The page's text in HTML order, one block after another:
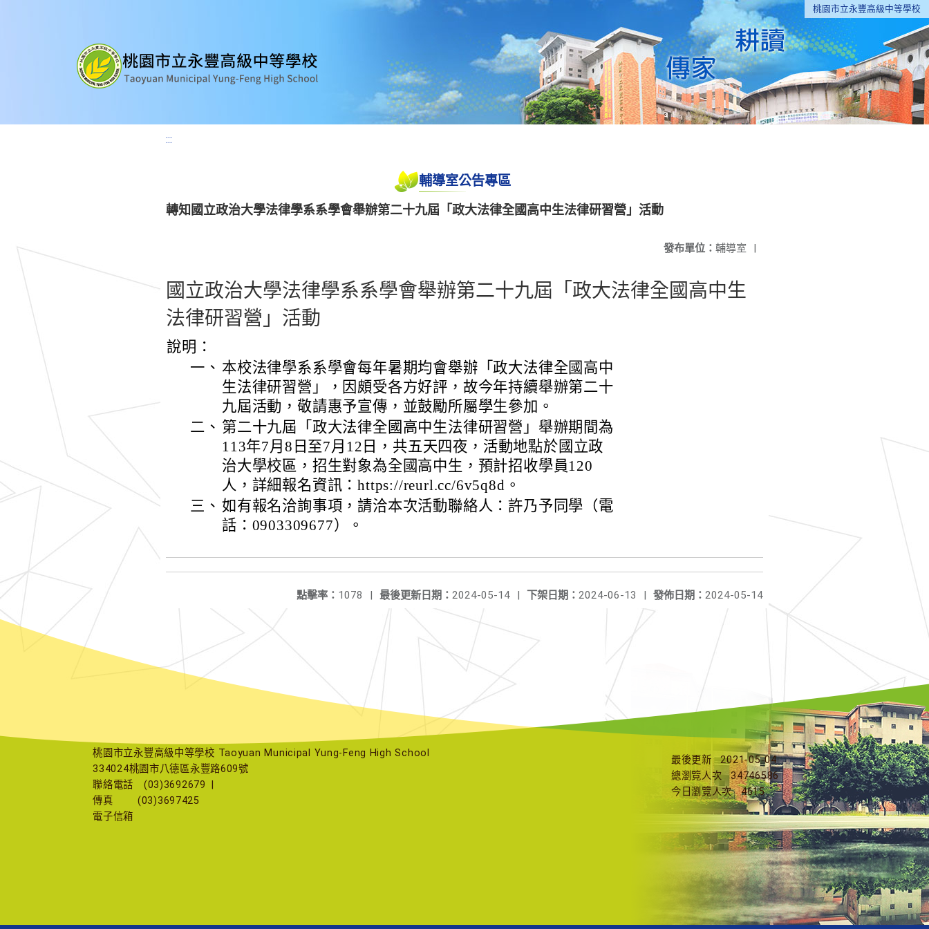
桃園市立永豐高級中等學校
:::
輔導室公告專區
轉知國立政治大學法律學系系學會舉辦第二十九屆「政大法律全國高中生法律研習營」活動
發布單位： 輔導室 |
國立政治大學法律學系系學會舉辦第二十九屆「政大法律全國高中生
法律研習營」活動
說明：
一、 本校法律學系系學會每年暑期均會舉辦「政大法律全國高中
生法律研習營」，因頗受各方好評，故今年持續舉辦第二十
九屆活動，敬請惠予宣傳，並鼓勵所屬學生參加。
二、 第二十九屆「政大法律全國高中生法律研習營」舉辦期間為
113年7月8日至7月12日，共五天四夜，活動地點於國立政
治大學校區，招生對象為全國高中生，預計招收學員120
人，詳細報名資訊：https://reurl.cc/6v5q8d。
三、 如有報名洽詢事項，請洽本次活動聯絡人：許乃予同學（電
話：0903309677）。
發佈日期： 2024-05-14
下架日期： 2024-06-13 |
最後更新日期： 2024-05-14 |
點擊率： 1078 |
桃園市立永豐高級中等學校 Taoyuan Municipal Yung-Feng High School
334024桃園市八德區永豐路609號
聯絡電話
(03)3692679
傳真
(03)3697425
電子信箱
最後更新
2021-05-04
總瀏覽人次
34746586
今日瀏覽人次
4615